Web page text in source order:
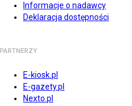
Informacje o nadawcy
Deklaracja dostępności
PARTNERZY
E-kiosk.pl
E-gazety.pl
Nexto.pl